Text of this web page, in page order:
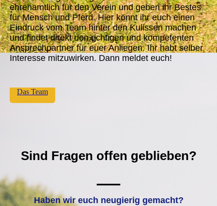
ehrenamtlich für den Verein und geben ihr Bestes
für Mensch und Pferd. Hier könnt ihr euch einen
Eindruck vom Team hinter den Kulissen machen
und findet direkt den richtigen und kompetenten
Ansprechpartner für euer Anliegen. Ihr habt selber
Interesse mitzuwirken. Dann meldet euch!
Das Team
Sind Fragen offen geblieben?
—
Haben wir euch neugierig gemacht?